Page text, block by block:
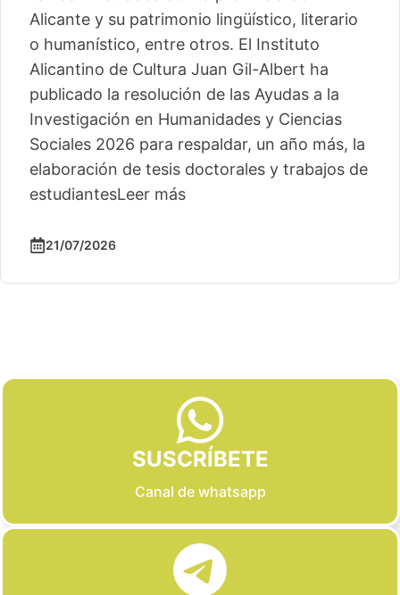
Alicante y su patrimonio lingüístico, literario
o humanístico, entre otros. El Instituto
Alicantino de Cultura Juan Gil-Albert ha
publicado la resolución de las Ayudas a la
Investigación en Humanidades y Ciencias
Sociales 2026 para respaldar, un año más, la
elaboración de tesis doctorales y trabajos de
estudiantesLeer más
21/07/2026
SUSCRÍBETE
Canal de whatsapp